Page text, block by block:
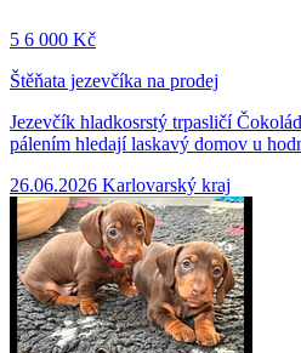
5 6 000 Kč
Štěňata jezevčíka na prodej
Jezevčík hladkosrstý trpasličí
pálením hledají laskavý domov u
26.06.2026 Karlovarský kraj